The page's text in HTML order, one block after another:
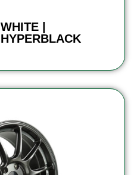
WHITE |
HYPERBLACK